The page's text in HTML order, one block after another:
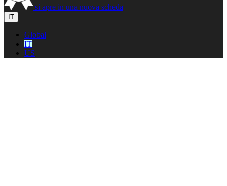
si apre in una nuova scheda
IT
Global
IT
US